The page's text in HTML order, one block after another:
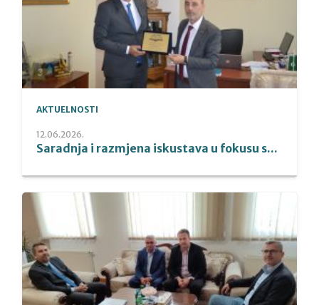
AKTUELNOSTI
12.06.2026.
Saradnja i razmjena iskustava u fokusu s...